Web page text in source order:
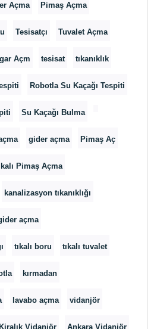
Açma Pimaş Açma
Tesisatçı Tuvalet Açma
Açm tesisat tıkanıklık
Robotla Su Kaçağı Tespiti
Su Kaçağı Bulma
gider açma Pimaş Aç
Pimaş Açma
kanalizasyon tıkanıklığı
açma
tıkalı boru tıkalı tuvalet
kırmadan
lavabo açma vidanjör
Kiralık Vidanjör Ankara Vidanjör